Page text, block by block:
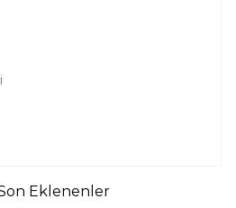
Eklenenler